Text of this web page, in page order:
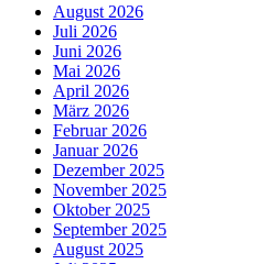
August 2026
Juli 2026
Juni 2026
Mai 2026
April 2026
März 2026
Februar 2026
Januar 2026
Dezember 2025
November 2025
Oktober 2025
September 2025
August 2025